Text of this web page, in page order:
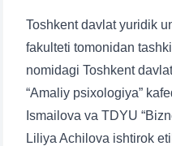
Toshkent davlat yuridik
fakulteti tomonidan
nomidagi Toshkent
“Amaliy psixologiya”
Ismailova va TDYU
Liliya Achilova ishtirok